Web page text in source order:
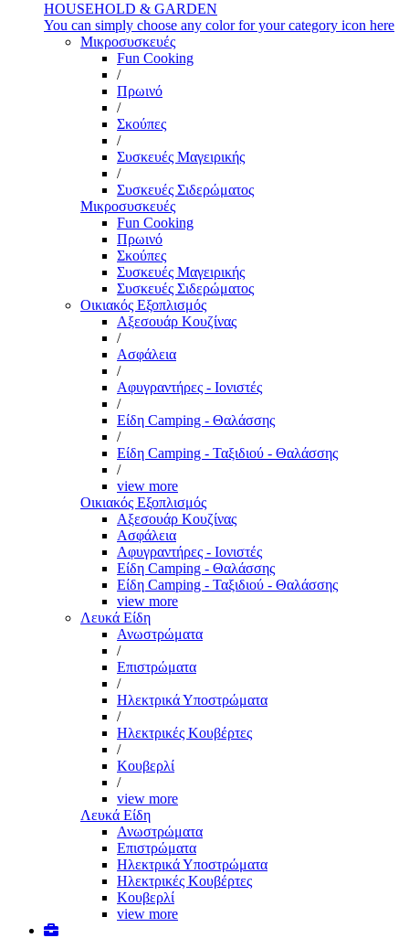
HOUSEHOLD & GARDEN
You can simply choose any color for your category icon here
Μικροσυσκευές
Fun Cooking
/
Πρωινό
/
Σκούπες
/
Συσκευές Μαγειρικής
/
Συσκευές Σιδερώματος
Μικροσυσκευές
Fun Cooking
Πρωινό
Σκούπες
Συσκευές Μαγειρικής
Συσκευές Σιδερώματος
Οικιακός Εξοπλισμός
Αξεσουάρ Κουζίνας
/
Ασφάλεια
/
Αφυγραντήρες - Ιονιστές
/
Είδη Camping - Θαλάσσης
/
Είδη Camping - Ταξιδιού - Θαλάσσης
/
view more
Οικιακός Εξοπλισμός
Αξεσουάρ Κουζίνας
Ασφάλεια
Αφυγραντήρες - Ιονιστές
Είδη Camping - Θαλάσσης
Είδη Camping - Ταξιδιού - Θαλάσσης
view more
Λευκά Είδη
Ανωστρώματα
/
Επιστρώματα
/
Ηλεκτρικά Υποστρώματα
/
Ηλεκτρικές Κουβέρτες
/
Κουβερλί
/
view more
Λευκά Είδη
Ανωστρώματα
Επιστρώματα
Ηλεκτρικά Υποστρώματα
Ηλεκτρικές Κουβέρτες
Κουβερλί
view more